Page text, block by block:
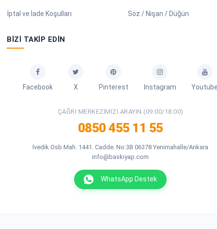
İptal ve İade Koşulları Söz / Nişan / Düğün
BIZI TAKIP EDIN
Facebook X Pinterest Instagram
ÇAĞRI MERKEZIMIZI ARAYIN (09:00/18:00)
0850 455 11 55
İvedik Osb Mah. 1441. Cadde. No:3B 06378 Yenimahalle/Ankara
info@baskiyap.com
WhatsApp Destek